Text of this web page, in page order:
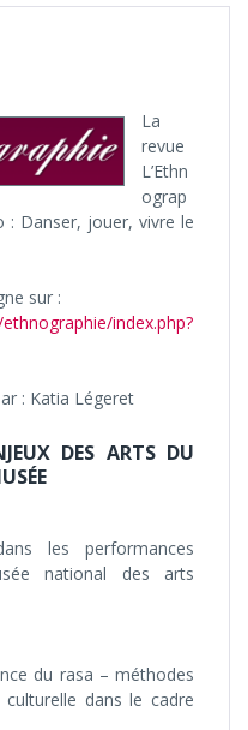
La
revue
L’Ethn
ograp
: Danser, jouer, vivre le
sur :
index.php?
: Katia Légeret
DES ARTS DU
les performances
national des arts
du rasa – méthodes
dans le cadre